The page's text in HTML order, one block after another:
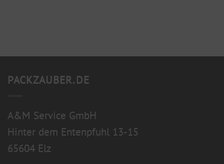
PACKZAUBER.DE
A&M Service GmbH
Hinter dem Entenpfuhl 13-15
65604 Elz